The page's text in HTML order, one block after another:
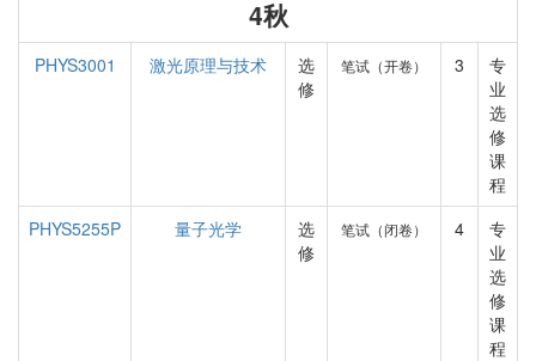
4秋
PHYS3001 激光原理与技术
选
修
笔试（开卷） 3
专
业
选
修
课
程
PHYS5255P
量子光学
选
修
笔试（闭卷） 4
专
业
选
修
课
程